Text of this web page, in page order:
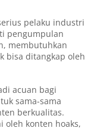
pelaku industri
pengumpulan
membutuhkan
bisa ditangkap oleh
acuan bagi
sama-sama
berkualitas.
oleh konten hoaks,